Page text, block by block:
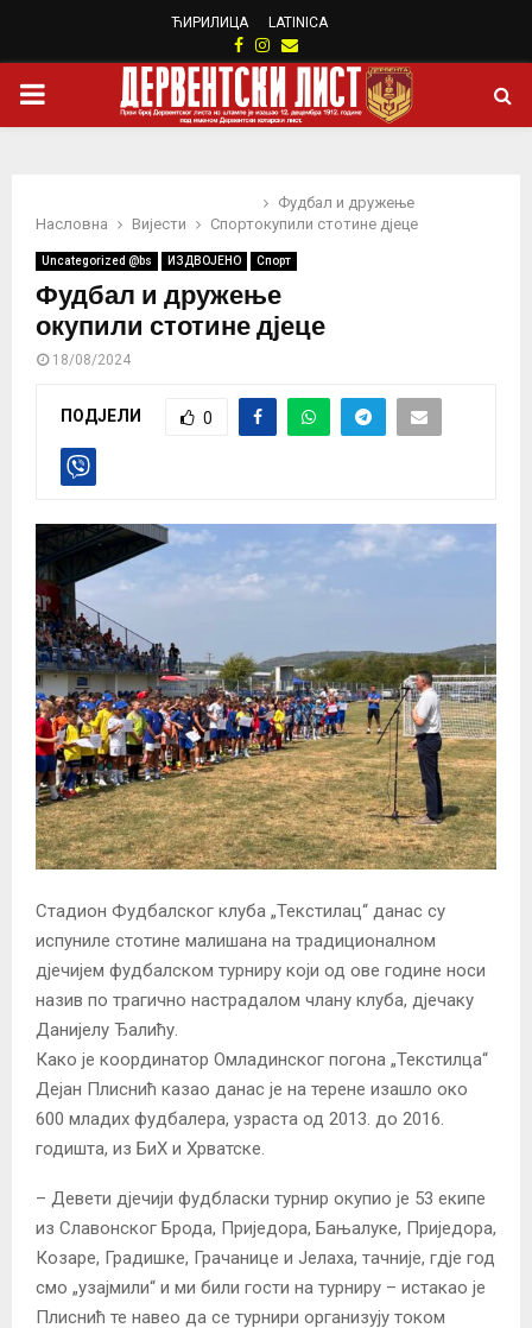
ЋИРИЛИЦА LATINICA
Facebook
Instagram
Email
PRIMARY
Насловна Вијести Спорт
Фудбал и дружење
окупили стотине дјеце
Uncategorized @bs ИЗДВОЈЕНО Спорт
Фудбал и дружење
окупили стотине дјеце
18/08/2024
ПОДЈЕЛИ 0
Стадион Фудбалског клуба „Текстилац“ данас су
испуниле стотине малишана на традиционалном
дјечијем фудбалском турниру који од ове године носи
назив по трагично настрадалом члану клуба, дјечаку
Данијелу Ђалићу.
Како је координатор Омладинског погона „Текстилца“
Дејан Плиснић казао данас је на терене изашло око
600 младих фудбалера, узраста од 2013. до 2016.
годишта, из БиХ и Хрватске.
– Девети дјечији фудбласки турнир окупио је 53 екипе
из Славонског Брода, Приједора, Бањалуке, Приједора,
Козаре, Градишке, Грачанице и Јелаха, тачније, гдје год
смо „узајмили“ и ми били гости на турниру – истакао је
Плиснић те навео да се турнири организују током